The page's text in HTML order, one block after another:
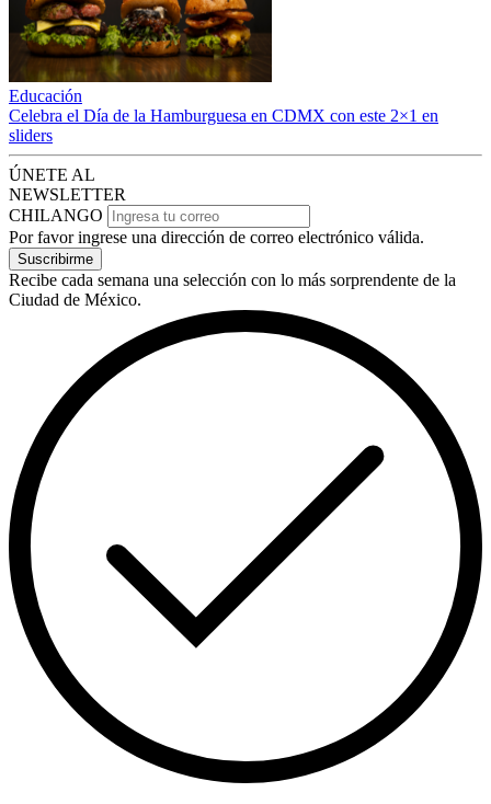
Educación
Celebra el Día de la Hamburguesa en CDMX con este 2×1 en
sliders
ÚNETE AL
NEWSLETTER
CHILANGO
Por favor ingrese una dirección de correo electrónico válida.
Suscribirme
Recibe cada semana una selección con lo más sorprendente de la
Ciudad de México.